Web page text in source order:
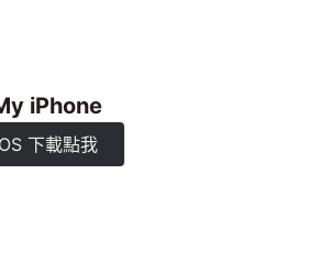
iPhone
下載點我